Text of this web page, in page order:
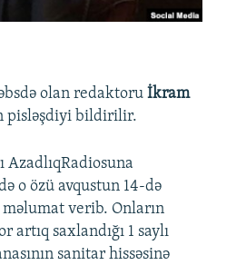
olan redaktoru İkram
pisləşdiyi bildirilir.
AzadlıqRadiosuna
o özü avqustun 14-də
verib. Onların
artıq saxlandığı 1 saylı
sanitar hissəsinə